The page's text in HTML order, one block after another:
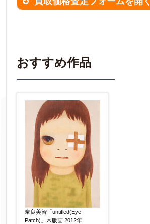
※不明な項目は空欄で結構です。
▼
作品の作家名 【任意】
作品の画題 【任意】
作品の技法
【任意】
日本画
油彩画
素描
立体
おすすめ作品
奈良美智「untitled(Eye
Patch)」木版画 2012年